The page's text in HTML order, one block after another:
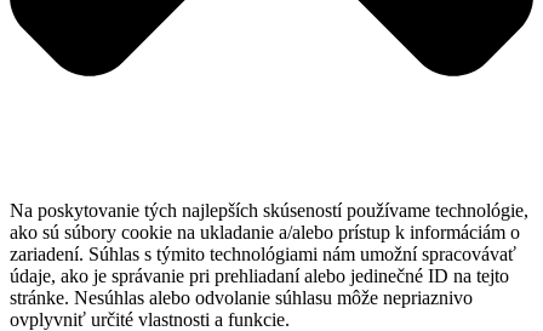
Na poskytovanie tých najlepších skúseností používame technológie,
ako sú súbory cookie na ukladanie a/alebo prístup k informáciám o
zariadení. Súhlas s týmito technológiami nám umožní spracovávať
údaje, ako je správanie pri prehliadaní alebo jedinečné ID na tejto
stránke. Nesúhlas alebo odvolanie súhlasu môže nepriaznivo
ovplyvniť určité vlastnosti a funkcie.